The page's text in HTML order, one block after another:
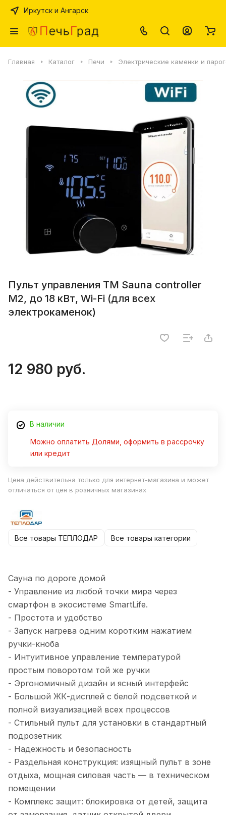
Иркутск и Ангарск
Главная Каталог Печи Электрические каменки и
Пульт управления ТМ Sauna controller
M2, до 18 кВт, Wi-Fi (для всех
электрокаменок)
12 980 руб.
В наличии
Можно оплатить Долями, оформить в рассрочку
или кредит
Цена действительна только для интернет-магазина и может
отличаться от цен в розничных магазинах
Все товары ТЕПЛОДАР Все товары категории
Сауна по дороге домой
- Управление из любой точки мира через
смартфон в экосистеме SmartLife.
- Простота и удобство
- Запуск нагрева одним коротким нажатием
ручки-кноба
- Интуитивное управление температурой
простым поворотом той же ручки
- Эргономичный дизайн и ясный интерфейс
- Большой ЖК-дисплей с белой подсветкой и
полной визуализацией всех процессов
- Стильный пульт для установки в стандартный
подрозетник
- Надежность и безопасность
- Раздельная конструкция: изящный пульт в зоне
отдыха, мощная силовая часть — в техническом
помещении
- Комплекс защит: блокировка от детей, защита